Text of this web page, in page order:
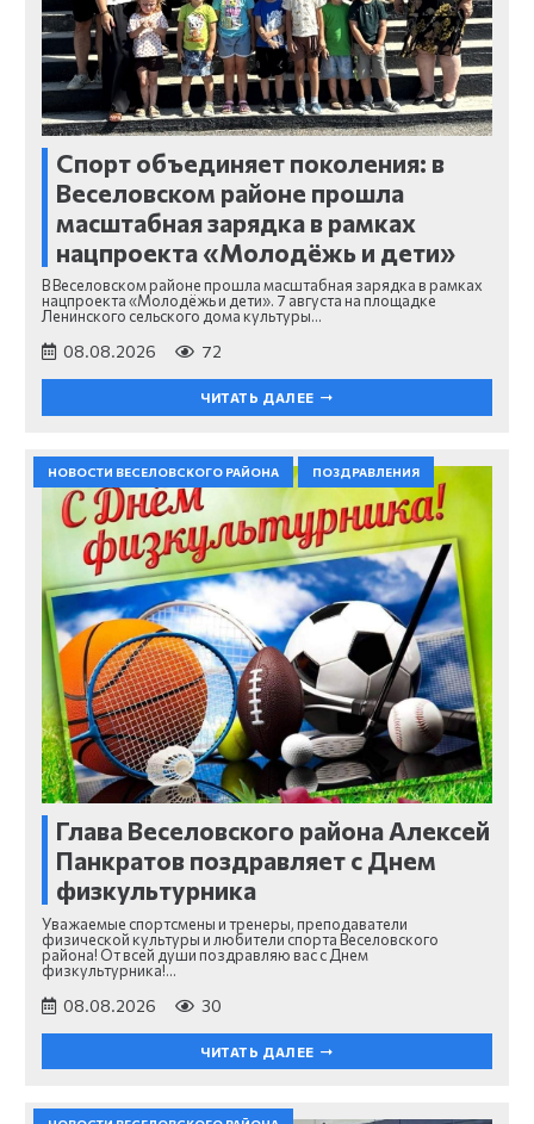
Спорт объединяет поколения: в
Веселовском районе прошла
масштабная зарядка в рамках
нацпроекта «Молодёжь и дети»
В Веселовском районе прошла масштабная зарядка в рамках
нацпроекта «Молодёжь и дети». 7 августа на площадке
Ленинского сельского дома культуры…
08.08.2026 72
ЧИТАТЬ ДАЛЕЕ
НОВОСТИ ВЕСЕЛОВСКОГО РАЙОНА ПОЗДРАВЛЕНИЯ
Глава Веселовского района Алексей
Панкратов поздравляет с Днем
физкультурника
Уважаемые спортсмены и тренеры, преподаватели
физической культуры и любители спорта Веселовского
района! От всей души поздравляю вас с Днем
физкультурника!…
08.08.2026 30
ЧИТАТЬ ДАЛЕЕ